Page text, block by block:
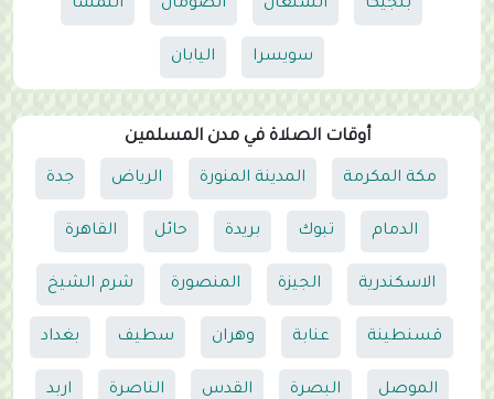
بلجيكا السنغال الصومال النمسا
سويسرا اليابان
أوقات الصلاة في مدن المسلمين
مكة المكرمة المدينة المنورة الرياض جدة
الدمام تبوك بريدة حائل القاهرة
الاسكندرية الجيزة المنصورة شرم الشيخ
قسنطينة عنابة وهران سطيف بغداد
الموصل البصرة القدس الناصرة اربد